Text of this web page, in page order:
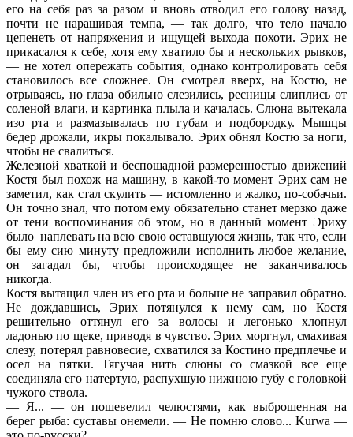
его на себя раз за разом и вновь отводил его голову назад,
почти не наращивая темпа, — так долго, что тело начало
цепенеть от напряжения и ищущей выхода похоти. Эрих не
прикасался к себе, хотя ему хватило бы и нескольких рывков,
— не хотел опережать события, однако контролировать себя
становилось все сложнее. Он смотрел вверх, на Костю, не
отрываясь, но глаза обильно слезились, ресницы слиплись от
соленой влаги, и картинка плыла и качалась. Слюна вытекала
изо рта и размазывалась по губам и подбородку. Мышцы
бедер дрожали, икры покалывало. Эрих обнял Костю за ноги,
чтобы не свалиться.
Железной хваткой и беспощадной размеренностью движений
Костя был похож на машину, в какой-то момент Эрих сам не
заметил, как стал скулить — истомленно и жалко, по-собачьи.
Он точно знал, что потом ему обязательно станет мерзко даже
от тени воспоминания об этом, но в данный момент Эриху
было наплевать на всю свою оставшуюся жизнь, так что, если
бы ему сию минуту предложили исполнить любое желание,
он загадал бы, чтобы происходящее не заканчивалось
никогда.
Костя вытащил член из его рта и больше не заправил обратно.
Не дождавшись, Эрих потянулся к нему сам, но Костя
решительно оттянул его за волосы и легонько хлопнул
ладонью по щеке, приводя в чувство. Эрих моргнул, смахивая
слезу, потерял равновесие, схватился за Костино предплечье и
осел на пятки. Тягучая нить слюны со смазкой все еще
соединяла его натертую, распухшую нижнюю губу с головкой
чужого ствола.
— Я... — он пошевелил челюстями, как выброшенная на
берег рыба: суставы онемели. — Не помню слово... Kurwa —